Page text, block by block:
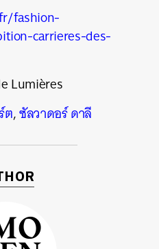
fashion-
carrieres-des-
Lumières
ต,ซัลวาดอร์ ดาลี